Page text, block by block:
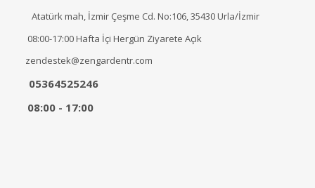
Atatürk mah, İzmir Çeşme Cd. No:106, 35430 Urla/İzmir
08:00-17:00 Hafta İçi Hergün Ziyarete Açık
zendestek@zengardentr.com
05364525246
08:00 - 17:00